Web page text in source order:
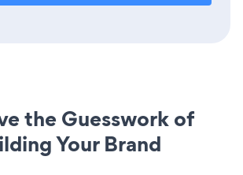
the Guesswork of
Your Brand